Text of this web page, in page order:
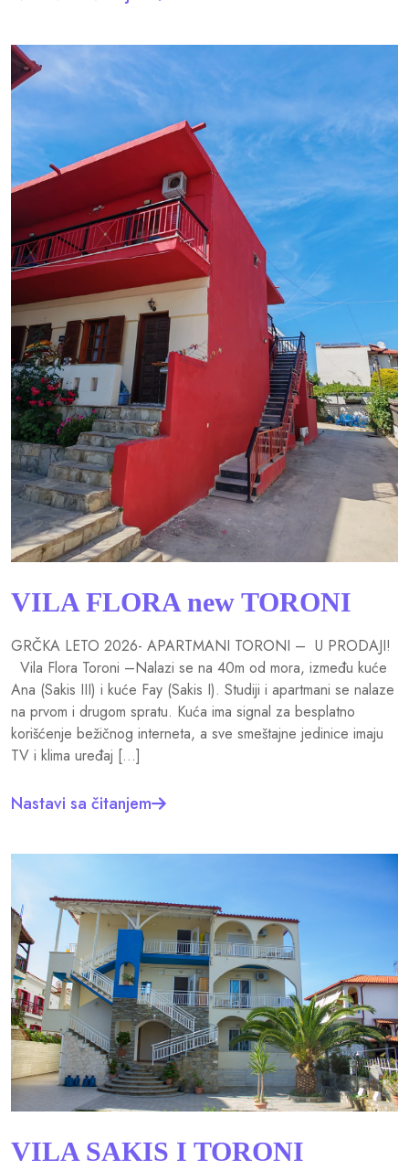
VILA FLORA new TORONI
GRČKA LETO 2026- APARTMANI TORONI – U PRODAJI!
Vila Flora Toroni –Nalazi se na 40m od mora, između kuće
Ana (Sakis III) i kuće Fay (Sakis I). Studiji i apartmani se nalaze
na prvom i drugom spratu. Kuća ima signal za besplatno
korišćenje bežičnog interneta, a sve smeštajne jedinice imaju
TV i klima uređaj […]
Nastavi sa čitanjem
VILA SAKIS I TORONI